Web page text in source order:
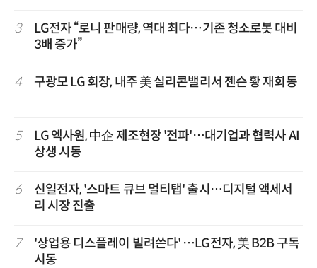
3
LG전자 “로니 판매량, 역대 최다…기존 청소로봇 대비
3배 증가”
4 구광모 LG 회장, 내주 美 실리콘밸리서 젠슨 황 재회동
5
LG 엑사원, 中企 제조현장 '전파'…대기업과 협력사 AI
상생 시동
6
신일전자, '스마트 큐브 멀티탭' 출시…디지털 액세서
리 시장 진출
7
'상업용 디스플레이 빌려쓴다' …LG전자, 美 B2B 구독
시동